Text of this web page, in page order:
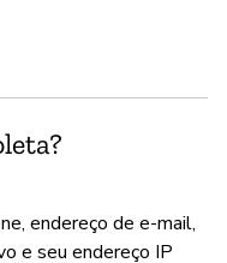
endereço de e-mail,
e seu endereço IP